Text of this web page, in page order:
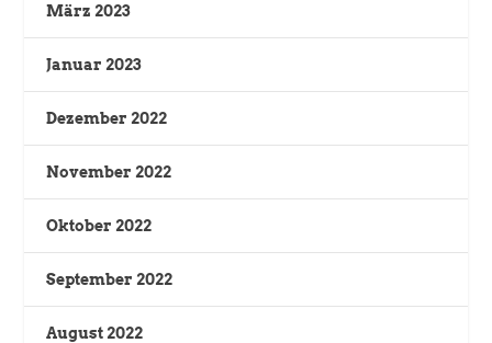
März 2023
Januar 2023
Dezember 2022
November 2022
Oktober 2022
September 2022
August 2022